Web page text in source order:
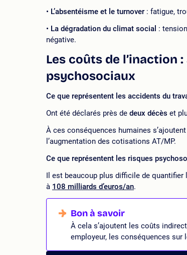
L’absentéisme et le turnover : fatigue,
La dégradation du climat social :
négative.
Les coûts de l’inaction
psychosociaux
Ce que représentent les accidents du
Ont été déclarés près de deux décès et
À ces conséquences humaines
l’augmentation des cotisations AT/MP.
Ce que représentent les risques
Il est beaucoup plus difficile de
à 108 milliards d’euros/an.
À cela s’ajoutent les coûts
employeur, les conséquences